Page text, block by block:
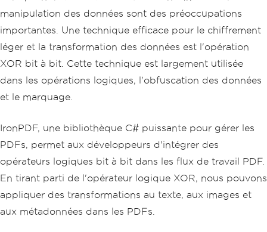
manipulation des données sont des préoccupations
importantes. Une technique efficace pour le chiffrement
léger et la transformation des données est l'opération
XOR bit à bit. Cette technique est largement utilisée
dans les opérations logiques, l'obfuscation des données
et le marquage.
IronPDF, une bibliothèque C# puissante pour gérer les
PDFs, permet aux développeurs d'intégrer des
opérateurs logiques bit à bit dans les flux de travail PDF.
En tirant parti de l'opérateur logique XOR, nous pouvons
appliquer des transformations au texte, aux images et
aux métadonnées dans les PDFs.